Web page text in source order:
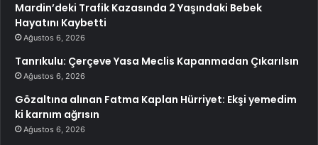
Mardin’deki Trafik Kazasında 2 Yaşındaki Bebek
Hayatını Kaybetti
Ağustos 6, 2026
Tanrıkulu: Çerçeve Yasa Meclis Kapanmadan Çıkarılsın
Ağustos 6, 2026
Gözaltına alınan Fatma Kaplan Hürriyet: Ekşi yemedim
ki karnım ağrısın
Ağustos 6, 2026